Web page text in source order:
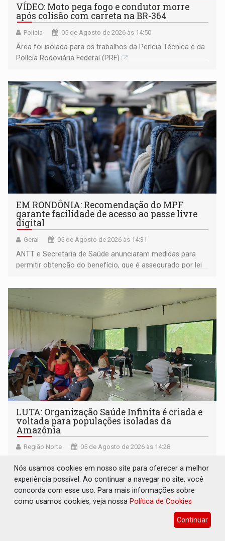
VÍDEO: Moto pega fogo e condutor morre
após colisão com carreta na BR-364
Polícia 05 de Agosto de 2026 às 14:50
Área foi isolada para os trabalhos da Perícia Técnica e da
Polícia Rodoviária Federal (PRF)
EM RONDÔNIA: Recomendação do MPF
garante facilidade de acesso ao passe livre
digital
Geral 05 de Agosto de 2026 às 14:31
ANTT e Secretaria de Saúde anunciaram medidas para
permitir obtenção do benefício, que é assegurado por lei
LUTA: Organização Saúde Infinita é criada e
voltada para populações isoladas da
Amazônia
Região Norte 05 de Agosto de 2026 às 14:28
o campus avançada da Universidade de São Paulo no
município rondoniense de Montenegro
Nós usamos cookies em nosso site para oferecer a melhor
experiência possível. Ao continuar a navegar no site, você
concorda com esse uso. Para mais informações sobre
como usamos cookies, veja nossa Política de Cookies
Continuar